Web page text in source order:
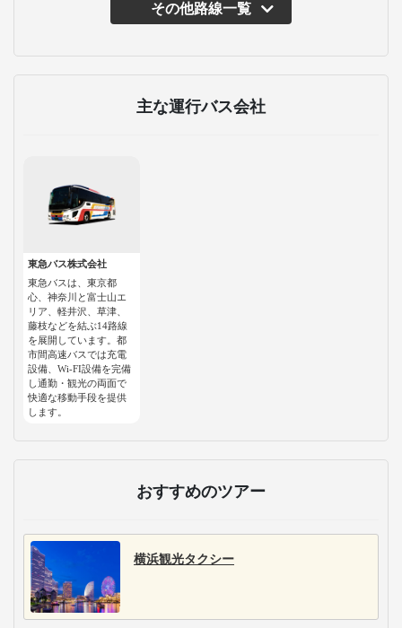
その他路線一覧
主な運行バス会社
東急バス株式会社
東急バスは、東京都
心、神奈川と富士山エ
リア、軽井沢、草津、
藤枝などを結ぶ14路線
を展開しています。都
市間高速バスでは充電
設備、Wi-FI設備を完備
し通勤・観光の両面で
快適な移動手段を提供
します。
おすすめのツアー
横浜観光タクシー